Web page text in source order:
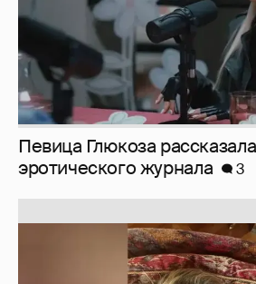
Певица Глюкоза
эротического журнала
3